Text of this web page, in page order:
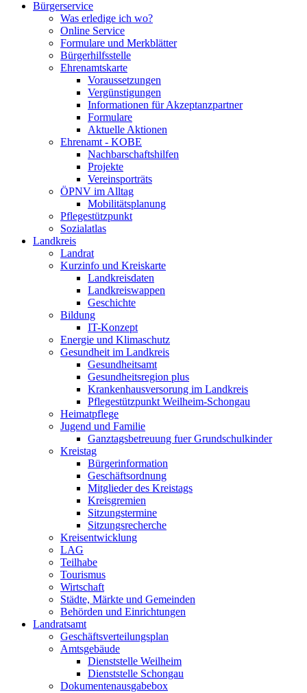
Bürgerservice
Was erledige ich wo?
Online Service
Formulare und Merkblätter
Bürgerhilfsstelle
Ehrenamtskarte
Voraussetzungen
Vergünstigungen
Informationen für Akzeptanzpartner
Formulare
Aktuelle Aktionen
Ehrenamt - KOBE
Nachbarschaftshilfen
Projekte
Vereinsporträts
ÖPNV im Alltag
Mobilitätsplanung
Pflegestützpunkt
Sozialatlas
Landkreis
Landrat
Kurzinfo und Kreiskarte
Landkreisdaten
Landkreiswappen
Geschichte
Bildung
IT-Konzept
Energie und Klimaschutz
Gesundheit im Landkreis
Gesundheitsamt
Gesundheitsregion plus
Krankenhausversorung im Landkreis
Pflegestützpunkt Weilheim-Schongau
Heimatpflege
Jugend und Familie
Ganztagsbetreuung fuer Grundschulkinder
Kreistag
Bürgerinformation
Geschäftsordnung
Mitglieder des Kreistags
Kreisgremien
Sitzungstermine
Sitzungsrecherche
Kreisentwicklung
LAG
Teilhabe
Tourismus
Wirtschaft
Städte, Märkte und Gemeinden
Behörden und Einrichtungen
Landratsamt
Geschäftsverteilungsplan
Amtsgebäude
Dienststelle Weilheim
Dienststelle Schongau
Dokumentenausgabebox